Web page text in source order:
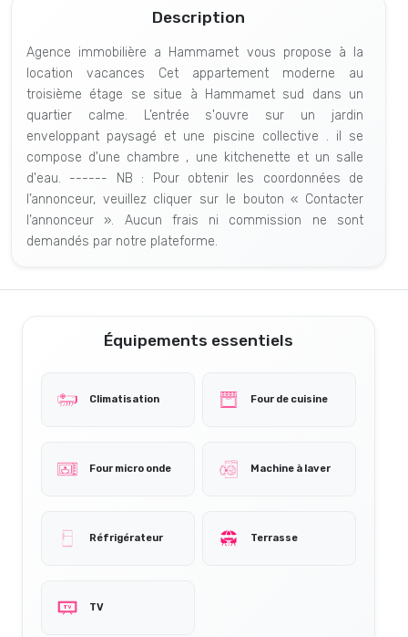
Description
Agence immobilière a Hammamet vous propose à la
location vacances Cet appartement moderne au
troisième étage se situe à Hammamet sud dans un
quartier calme. L’entrée s'ouvre sur un jardin
enveloppant paysagé et une piscine collective . il se
compose d'une chambre , une kitchenette et un salle
d'eau. ------ NB : Pour obtenir les coordonnées de
l’annonceur, veuillez cliquer sur le bouton « Contacter
l’annonceur ». Aucun frais ni commission ne sont
demandés par notre plateforme.
Équipements essentiels
Climatisation Four de cuisine
Four micro onde Machine à laver
Réfrigérateur Terrasse
TV